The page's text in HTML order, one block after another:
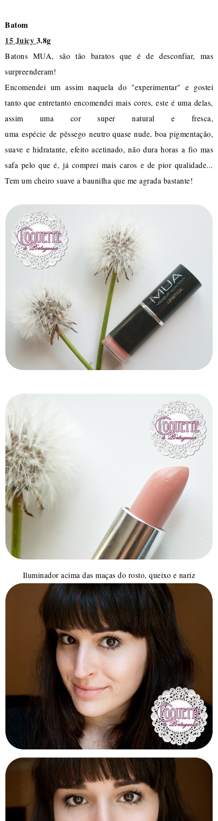
Batom
15 Juicy 3.8g
Batons MUA, são tão baratos que é de desconfiar, mas
surpreenderam!
Encomendei um assim naquela do "experimentar" e gostei
tanto que entretanto encomendei mais cores, este é uma delas,
assim uma cor super natural e fresca,
uma espécie de pêssego neutro quase nude, boa pigmentação,
suave e hidratante, efeito acetinado, não dura horas a fio mas
safa pelo que é, já comprei mais caros e de pior qualidade...
Tem um cheiro suave a baunilha que me agrada bastante!
Iluminador acima das maças do rosto, queixo e nariz